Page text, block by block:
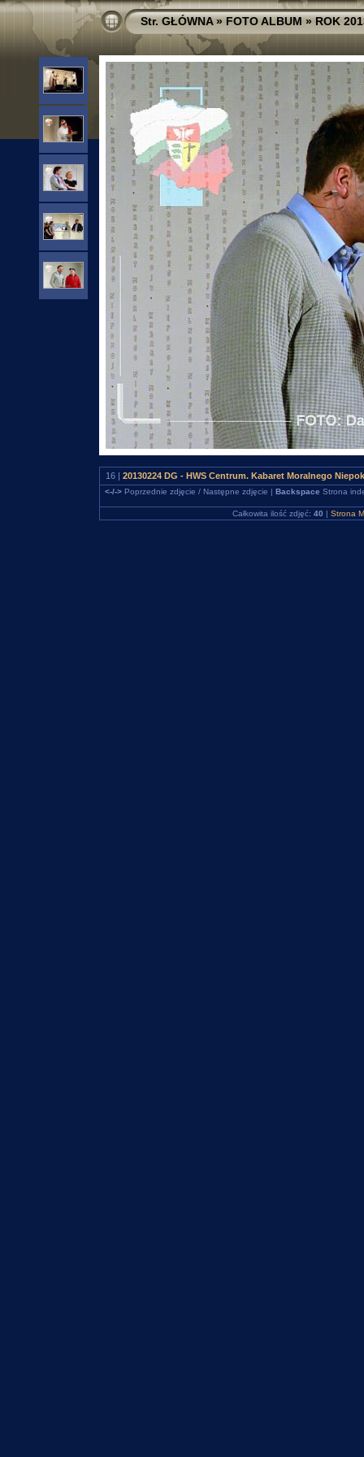
Str. GŁÓWNA»FOTO ALBUM»ROK
16 | 20130224 DG - HWS Centrum. Kabaret Moralnego
<-/->Poprzednie zdjęcie / Następne zdjęcie | Backspace Strona
Całkowita ilość zdjęć: 40 | Strona